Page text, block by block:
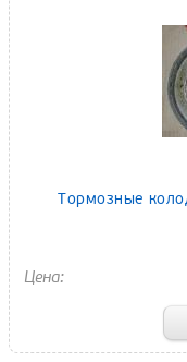
Тормозные